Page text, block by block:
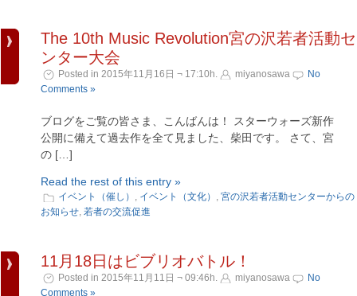
The 10th Music Revolution宮の沢若者活動セ
ンター大会
Posted in 2015年11月16日 ¬ 17:10h. miyanosawa
No
Comments »
ブログをご覧の皆さま、こんばんは！ スターウォーズ新作
公開に備えて過去作を全て見ました、柴田です。 さて、宮
の […]
Read the rest of this entry »
イベント（催し） , イベント（文化） , 宮の沢若者活動センターからの
お知らせ, 若者の交流促進
11月18日はビブリオバトル！
Posted in 2015年11月11日 ¬ 09:46h. miyanosawa
No
Comments »